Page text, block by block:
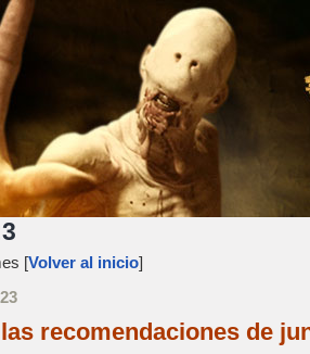
[Volver al inicio]
recomendaciones de